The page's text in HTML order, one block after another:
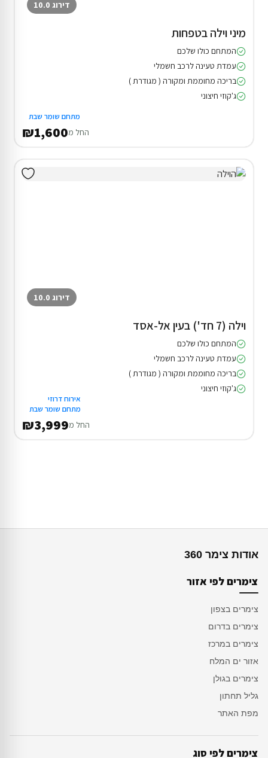
דירוג 10.0
מיני וילה בטפחות
המתחם כולו שלכם
עמדת טעינה לרכב חשמלי
בריכה מחוממת ומקורה ( מגודרת )
ג'קוזי חיצוני
מתחם שומר שבת
החל מ₪1,600
דירוג 10.0
וילה (7 חד') בעין אל-אסד
המתחם כולו שלכם
עמדת טעינה לרכב חשמלי
בריכה מחוממת ומקורה ( מגודרת )
ג'קוזי חיצוני
אירוח דרוזי
מתחם שומר שבת
החל מ₪3,999
אודות צימר 360
צימרים לפי אזור
צימרים בצפון
צימרים בדרום
צימרים במרכז
אזור ים המלח
צימרים בגולן
גליל תחתון
מפת האתר
צימרים לפי סוג